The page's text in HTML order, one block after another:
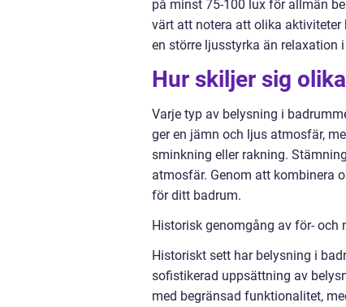
på minst 75-100 lux för allmän
värt att notera att olika
en större ljusstyrka än relaxation
Hur skiljer sig
Varje typ av belysning i
ger en jämn och ljus atmosfär,
sminkning eller rakning.
atmosfär. Genom att kombinera
för ditt badrum.
Historisk genomgång av för-
Historiskt sett har belysning i
sofistikerad uppsättning av
med begränsad funktionalitet,